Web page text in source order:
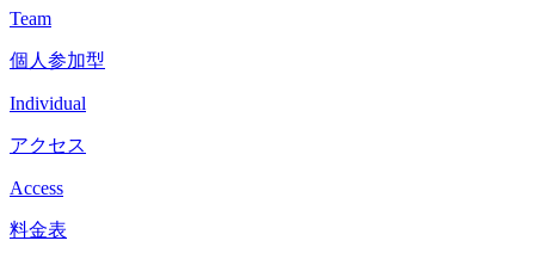
Team
個人参加型
Individual
アクセス
Access
料金表